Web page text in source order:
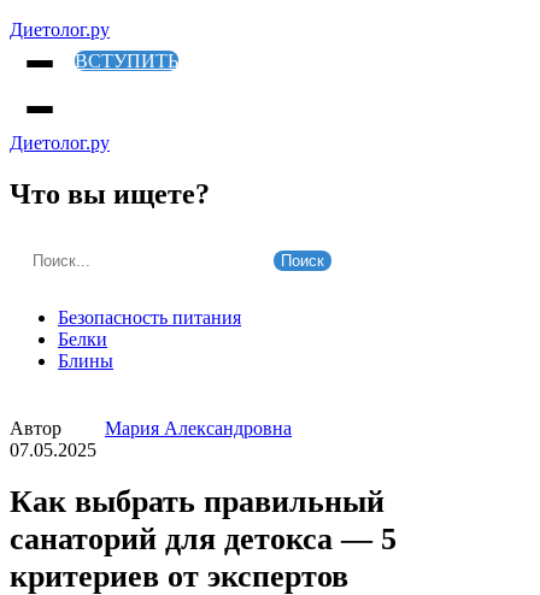
Диетолог.ру
ВСТУПИТЬ
Диетолог.ру
Что вы ищете?
Поиск
Безопасность питания
Белки
Блины
Автор
Мария Александровна
07.05.2025
Как выбрать правильный
санаторий для детокса — 5
критериев от экспертов